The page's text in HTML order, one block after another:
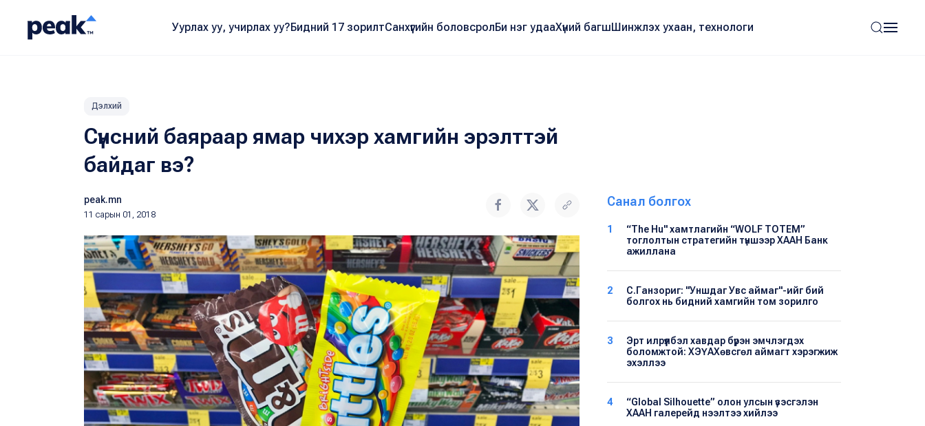
Уурлах уу, учирлах уу?Бидний 17 зорилтСанхүүгийн боловсролБи нэг удааХүний багшШинжлэх ухаан, технологи
Дэлхий
Сүнсний баяраар ямар чихэр хамгийн эрэлттэй
байдаг вэ?
peak.mn
11 сарын 01, 2018
Санал болгох
1
“The Hu" хамтлагийн “WOLF TOTEM”
тоглолтын стратегийн түншээр ХААН Банк
ажиллана
2
С.Ганзориг: "Уншдаг Увс аймаг"-ийг бий
болгох нь бидний хамгийн том зорилго
3
Эрт илрүүлбэл хавдар бүрэн эмчлэгдэх
боломжтой: ХЭҮА​Хөвсгөл аймагт хэрэгжиж
эхэллээ
4
“Global Silhouette” олон улсын үзэсгэлэн
ХААН галерейд нээлтээ хийлээ